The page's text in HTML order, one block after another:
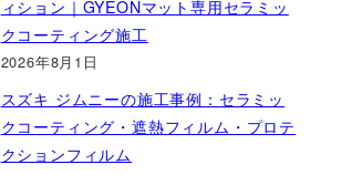
ィション｜GYEONマット専用セラミッ
クコーティング施工
2026年8月1日
スズキ ジムニーの施工事例：セラミッ
クコーティング・遮熱フィルム・プロテ
クションフィルム